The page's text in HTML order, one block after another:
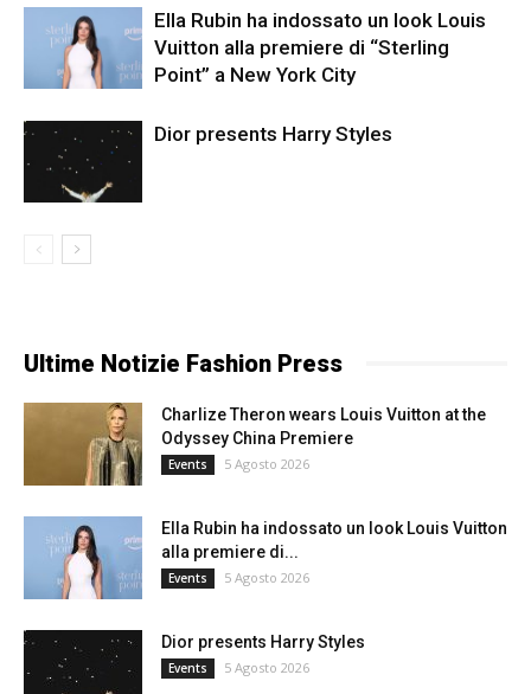
Ella Rubin ha indossato un look Louis
Vuitton alla premiere di “Sterling
Point” a New York City
Dior presents Harry Styles
Ultime Notizie Fashion Press
Charlize Theron wears Louis Vuitton at the
Odyssey China Premiere
Events 5 Agosto 2026
Ella Rubin ha indossato un look Louis Vuitton
alla premiere di...
Events 5 Agosto 2026
Dior presents Harry Styles
Events 5 Agosto 2026